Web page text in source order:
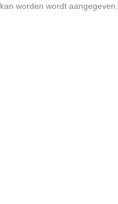
kan worden wordt aangegeven.